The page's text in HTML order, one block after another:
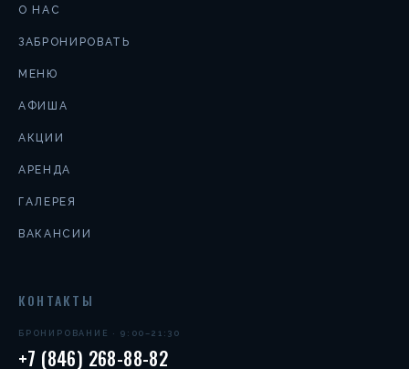
О НАС
ЗАБРОНИРОВАТЬ
МЕНЮ
АФИША
АКЦИИ
АРЕНДА
ГАЛЕРЕЯ
ВАКАНСИИ
КОНТАКТЫ
БРОНИРОВАНИЕ · 9:00–21:30
+7 (846) 268-88-82